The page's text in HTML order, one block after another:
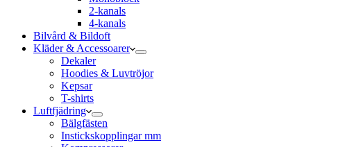
2-kanals
4-kanals
Bilvård & Bildoft
Kläder & Accessoarer
Dekaler
Hoodies & Luvtröjor
Kepsar
T-shirts
Luftfjädring
Bälgfästen
Instickskopplingar mm